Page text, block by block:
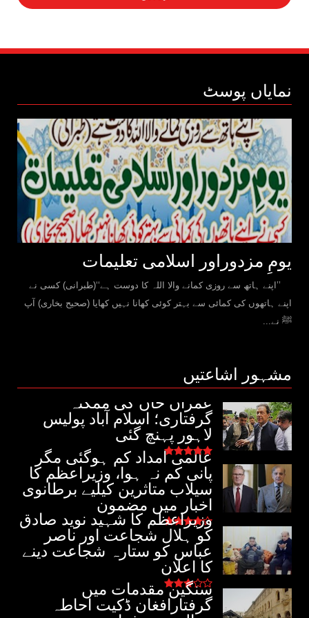
نمایاں پوسٹ
یومِ مزدوراور اسلامی تعلیمات
’’اپنے ہاتھ سے روزی کمانے والا اللہ کا دوست ہے‘‘(طبرانی) کسی نے
اپنے ہاتھوں کی کمائی سے بہتر کوئی کھانا نہیں کھایا (صحیح بخاری) آپ
ﷺ نے...
مشہور اشاعتیں
عمران خان کی ممکنہ
گرفتاری؛ اسلام آباد پولیس
لاہور پہنچ گئی
عالمی امداد کم ہوگئی مگر
پانی کم نہ ہوا، وزیراعظم کا
سیلاب متاثرین کیلیے برطانوی
اخبار میں مضمون
وزیراعظم کا شہید نوید صادق
کو ہلال شجاعت اور ناصر
عباس کو ستارہ شجاعت دینے
کا اعلان
سنگین مقدمات میں
گرفتارافغان ڈکیت احاطہ